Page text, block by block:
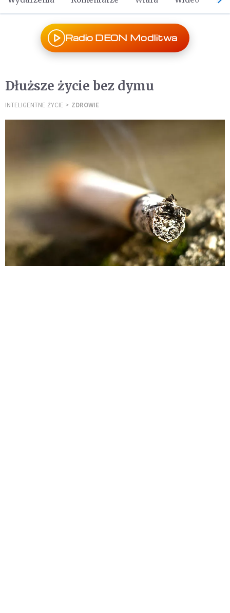
Radio DEON Modlitwa
Dłuższe życie bez dymu
INTELIGENTNE ŻYCIE ZDROWIE